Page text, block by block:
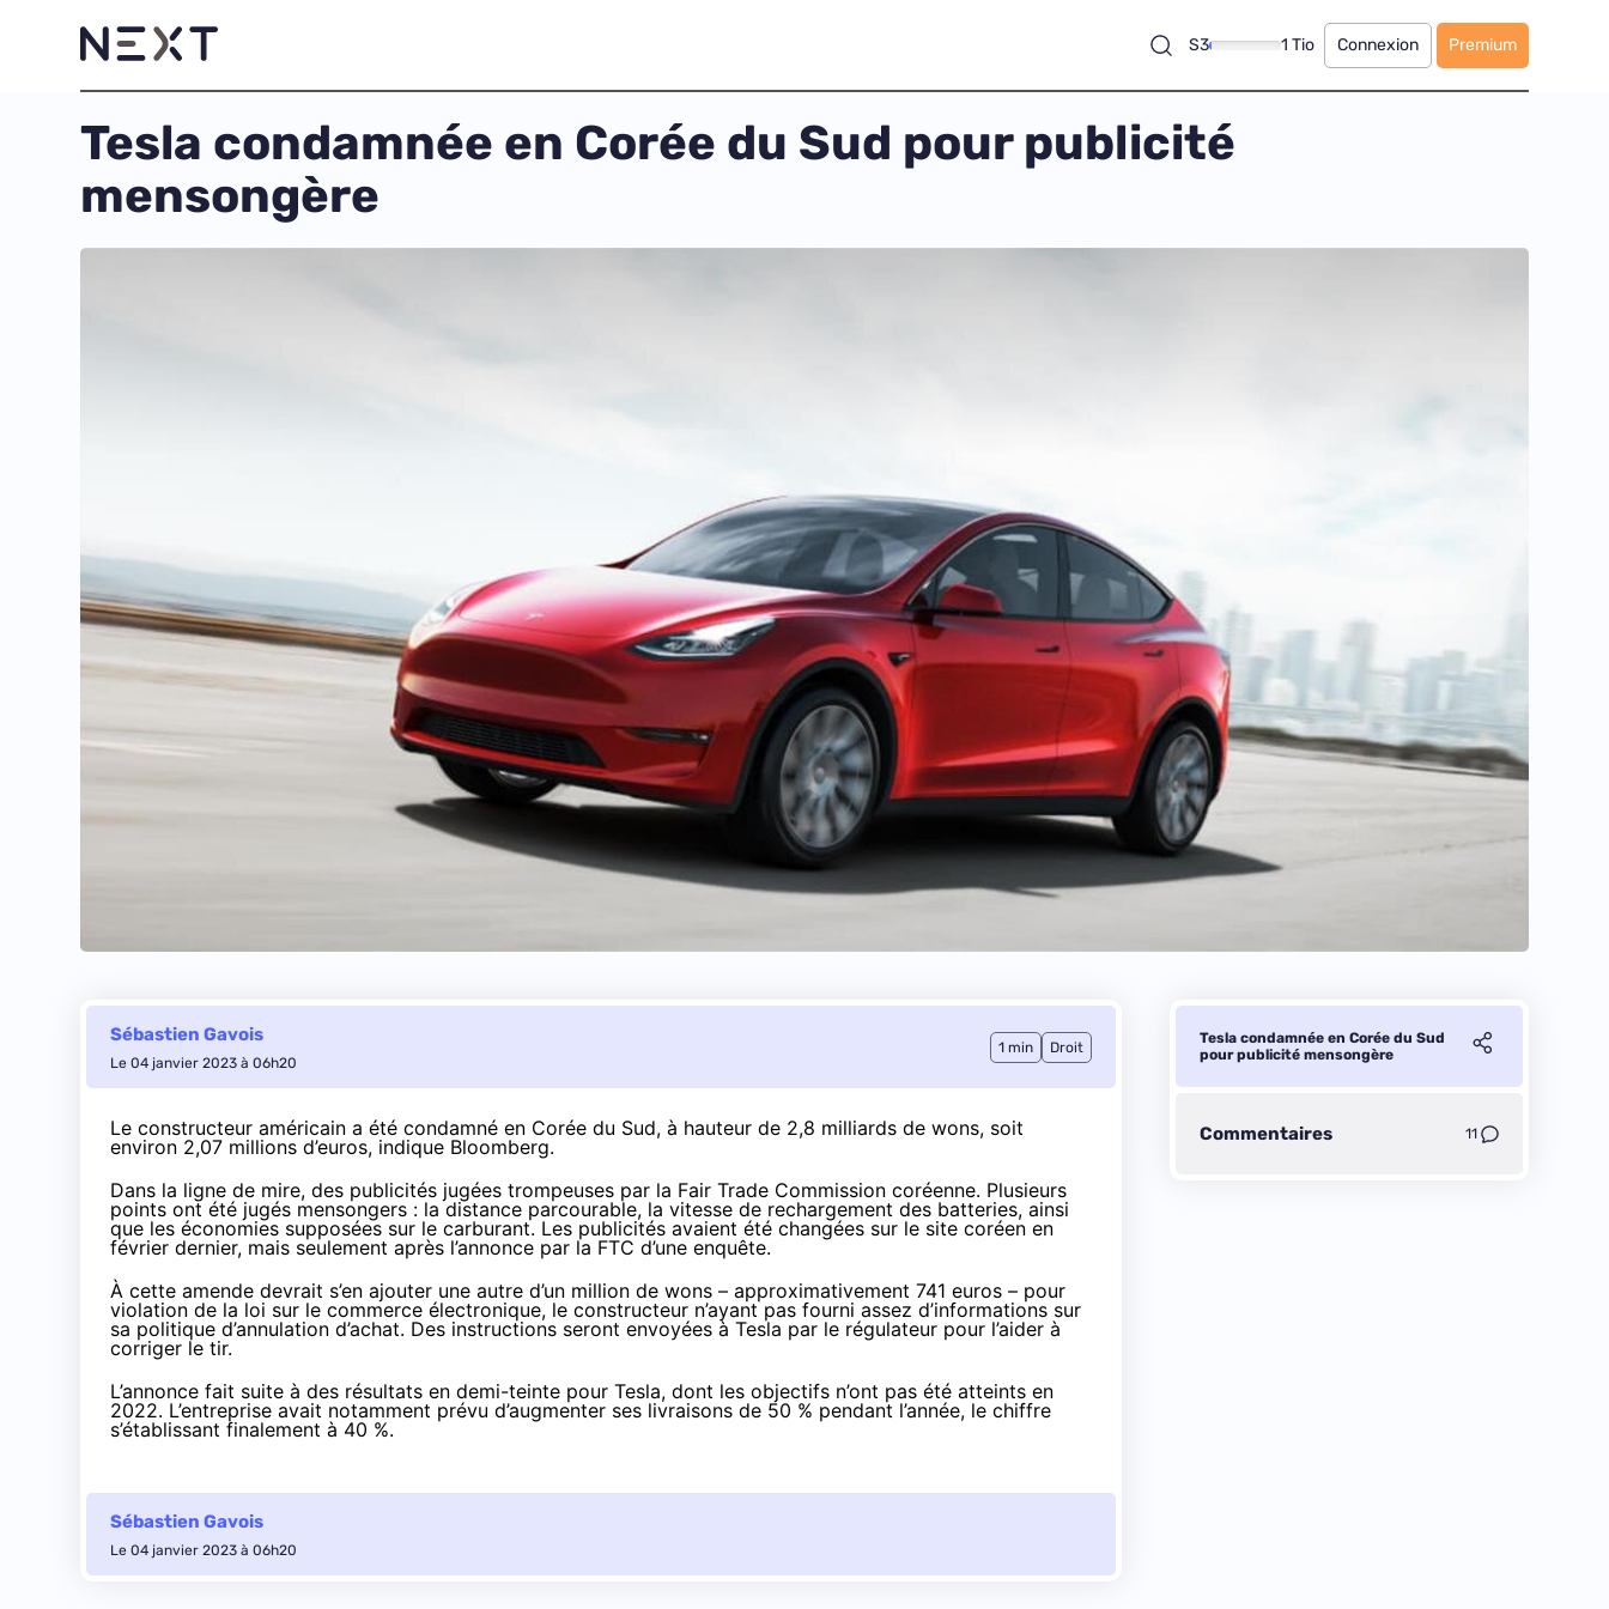
S3 1 Tio Connexion Premium
Tesla condamnée en Corée du Sud pour publicité
mensongère
Sébastien Gavois
Le 04 janvier 2023 à 06h20
1 min Droit
Le constructeur américain a été condamné en Corée du Sud, à hauteur de 2,8 milliards de wons, soit
environ 2,07 millions d’euros, indique Bloomberg.
Dans la ligne de mire, des publicités jugées trompeuses par la Fair Trade Commission coréenne. Plusieurs
points ont été jugés mensongers : la distance parcourable, la vitesse de rechargement des batteries, ainsi
que les économies supposées sur le carburant. Les publicités avaient été changées sur le site coréen en
février dernier, mais seulement après l’annonce par la FTC d’une enquête.
À cette amende devrait s’en ajouter une autre d’un million de wons – approximativement 741 euros – pour
violation de la loi sur le commerce électronique, le constructeur n’ayant pas fourni assez d’informations sur
sa politique d’annulation d’achat. Des instructions seront envoyées à Tesla par le régulateur pour l’aider à
corriger le tir.
L’annonce fait suite à des résultats en demi-teinte pour Tesla, dont les objectifs n’ont pas été atteints en
2022. L’entreprise avait notamment prévu d’augmenter ses livraisons de 50 % pendant l’année, le chiffre
s’établissant finalement à 40 %.
Sébastien Gavois
Le 04 janvier 2023 à 06h20
Tesla condamnée en Corée du Sud
pour publicité mensongère
Commentaires 11